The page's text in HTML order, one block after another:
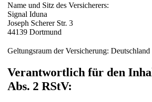
Name und Sitz des Versicherers:
Signal Iduna
Joseph Scherer Str. 3
44139 Dortmund
Geltungsraum der Versicherung: Deutschland
Verantwortlich für den
Abs. 2 RStV: